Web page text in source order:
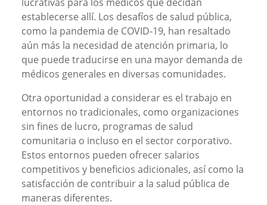
establecerse allí. Los desafíos de salud pública,
como la pandemia de COVID-19, han resaltado
aún más la necesidad de atención primaria, lo
que puede traducirse en una mayor demanda de
médicos generales en diversas comunidades.
Otra oportunidad a considerar es el trabajo en
entornos no tradicionales, como organizaciones
sin fines de lucro, programas de salud
comunitaria o incluso en el sector corporativo.
Estos entornos pueden ofrecer salarios
competitivos y beneficios adicionales, así como la
satisfacción de contribuir a la salud pública de
maneras diferentes.